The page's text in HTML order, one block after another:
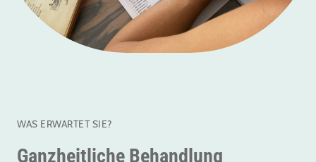
WAS ERWARTET SIE?
Ganzheitliche Behandlung